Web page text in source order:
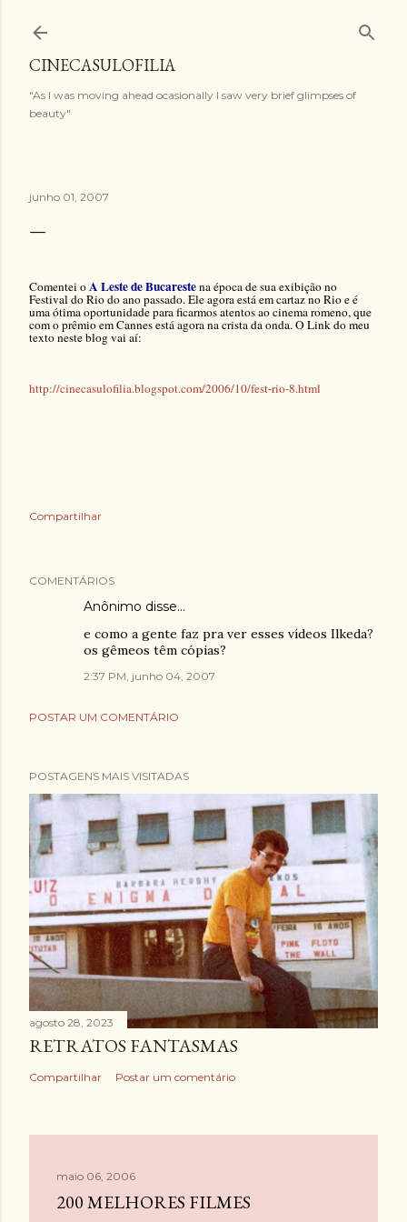
CINECASULOFILIA
"As I was moving ahead ocasionally I saw very brief glimpses of
beauty"
junho 01, 2007
Comentei oA Leste de Bucarestena época de sua exibição no
Festival do Rio do ano passado. Ele agora está em cartaz no Rio e é
uma ótima oportunidade para ficarmos atentos ao cinema romeno, que
com o prêmio em Cannes está agora na crista da onda. O Link do meu
texto neste blog vai aí:
http://cinecasulofilia.blogspot.com/2006/10/fest-rio-8.html
Compartilhar
COMENTÁRIOS
Anônimo disse…
e como a gente faz pra ver esses vídeos Ilkeda?
os gêmeos têm cópias?
2:37 PM, junho 04, 2007
POSTAR UM COMENTÁRIO
POSTAGENS MAIS VISITADAS
agosto 28, 2023
RETRATOS FANTASMAS
Compartilhar Postar um comentário
maio 06, 2006
200 MELHORES FILMES